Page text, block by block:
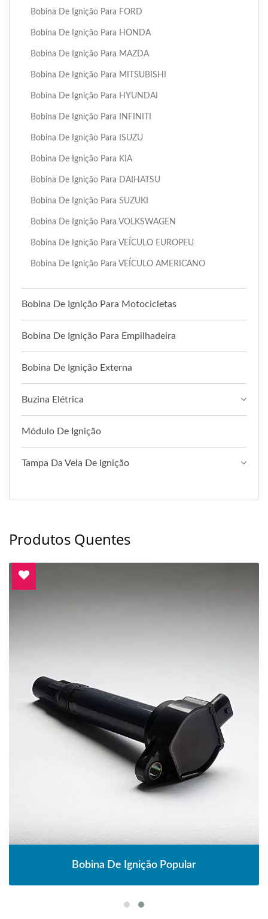
Bobina De Ignição Para FORD
Bobina De Ignição Para HONDA
Bobina De Ignição Para MAZDA
Bobina De Ignição Para MITSUBISHI
Bobina De Ignição Para HYUNDAI
Bobina De Ignição Para INFINITI
Bobina De Ignição Para ISUZU
Bobina De Ignição Para KIA
Bobina De Ignição Para DAIHATSU
Bobina De Ignição Para SUZUKI
Bobina De Ignição Para VOLKSWAGEN
Bobina De Ignição Para VEÍCULO EUROPEU
Bobina De Ignição Para VEÍCULO AMERICANO
Bobina De Ignição Para Motocicletas
Bobina De Ignição Para Empilhadeira
Bobina De Ignição Externa
Buzina Elétrica
Módulo De Ignição
Tampa Da Vela De Ignição
Produtos Quentes
Bobina De Ignição Popular